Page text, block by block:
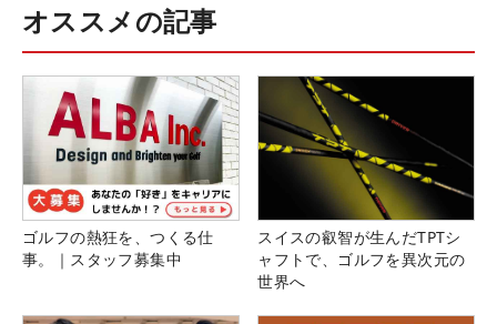
オススメの記事
ゴルフの熱狂を、つくる仕
事。｜スタッフ募集中
スイスの叡智が生んだTPTシ
ャフトで、ゴルフを異次元の
世界へ